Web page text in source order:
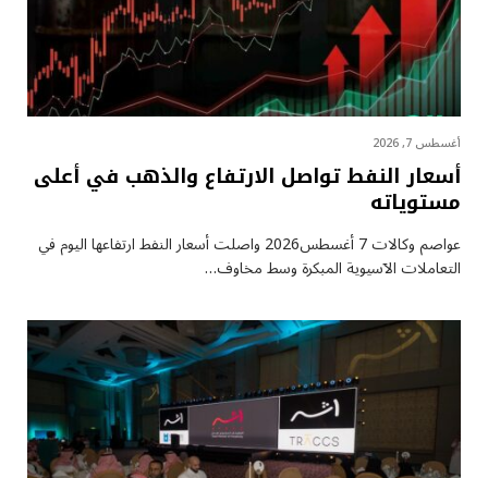
أغسطس 7, 2026
أسعار النفط تواصل الارتفاع والذهب في أعلى
مستوياته
عواصم وكالات 7 أغسطس2026 واصلت أسعار ⁠النفط ارتفاعها اليوم في
التعاملات الآسيوية المبكرة وسط مخاوف…